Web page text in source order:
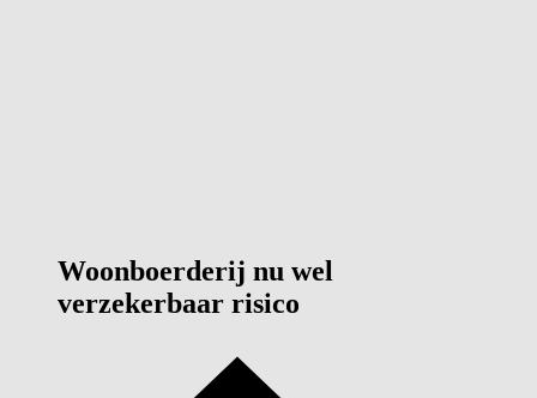
Woonboerderij nu wel
verzekerbaar risico